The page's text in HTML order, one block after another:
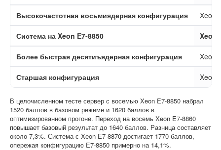
Высокочастотная восьмиядерная конфигурация Xeon
Система на Xeon E7-8850 Xeon
Более быстрая десятиъядерная конфигурация Xeon
Старшая конфигурация Xeon
В целочисленном тесте сервер с восемью Xeon E7-8850 набрал
1520 баллов в базовом режиме и 1620 баллов в
оптимизированном прогоне. Переход на восемь Xeon E7-8860
повышает базовый результат до 1640 баллов. Разница составляет
около 7,3%. Система с Xeon E7-8870 достигает 1770 баллов,
опережая конфигурацию E7-8850 примерно на 14,1%.